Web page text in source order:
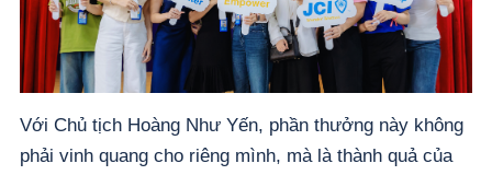
Với Chủ tịch Hoàng Như Yến, phần thưởng này không
phải vinh quang cho riêng mình, mà là thành quả của